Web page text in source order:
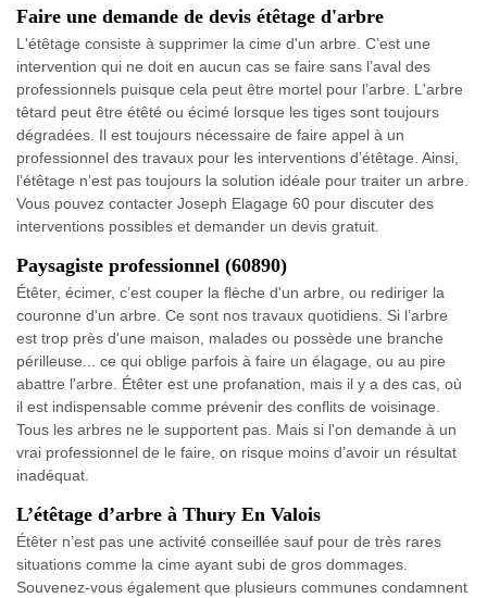
Faire une demande de devis étêtage d'arbre
L'étêtage consiste à supprimer la cime d'un arbre. C’est une
intervention qui ne doit en aucun cas se faire sans l’aval des
professionnels puisque cela peut être mortel pour l’arbre. L'arbre
têtard peut être étêté ou écimé lorsque les tiges sont toujours
dégradées. Il est toujours nécessaire de faire appel à un
professionnel des travaux pour les interventions d’étêtage. Ainsi,
l’étêtage n’est pas toujours la solution idéale pour traiter un arbre.
Vous pouvez contacter Joseph Elagage 60 pour discuter des
interventions possibles et demander un devis gratuit.
Paysagiste professionnel (60890)
Étêter, écimer, c’est couper la flèche d'un arbre, ou rediriger la
couronne d'un arbre. Ce sont nos travaux quotidiens. Si l’arbre
est trop près d'une maison, malades ou possède une branche
périlleuse... ce qui oblige parfois à faire un élagage, ou au pire
abattre l'arbre. Étêter est une profanation, mais il y a des cas, où
il est indispensable comme prévenir des conflits de voisinage.
Tous les arbres ne le supportent pas. Mais si l'on demande à un
vrai professionnel de le faire, on risque moins d’avoir un résultat
inadéquat.
L’étêtage d’arbre à Thury En Valois
Étêter n’est pas une activité conseillée sauf pour de très rares
situations comme la cime ayant subi de gros dommages.
Souvenez-vous également que plusieurs communes condamnent